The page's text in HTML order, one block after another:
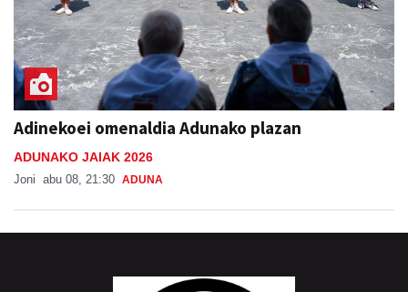
Adinekoei omenaldia Adunako plazan
ADUNAKO JAIAK 2026
Joni abu 08, 21:30 ADUNA